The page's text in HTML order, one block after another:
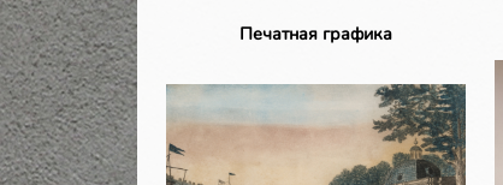
Печатная графика